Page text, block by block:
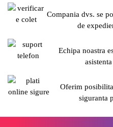
Compania dvs. se
de
Echipa noastra
Oferim
siguranta